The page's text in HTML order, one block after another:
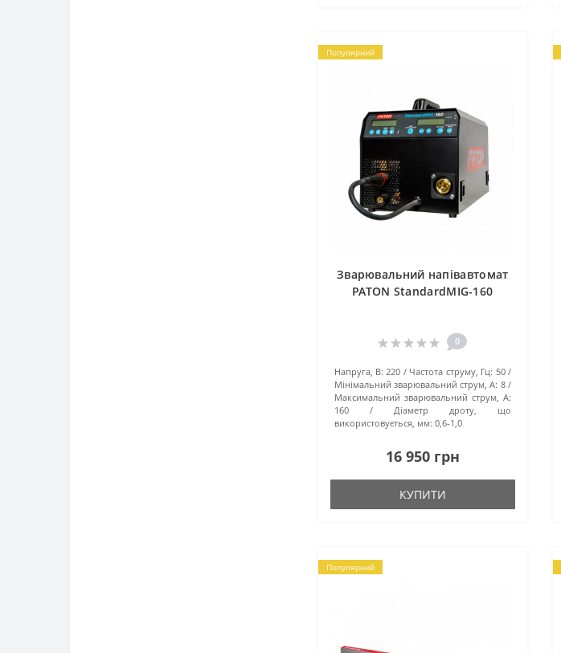
Популярний
Зварювальний напівавтомат
PATON StandardMIG-160
0
Напруга, В: 220 Частота струму, Гц: 50
Мінімальний зварювальний струм, А: 8
Максимальний зварювальний струм, А:
160
Діаметр дроту, що
використовується, мм: 0,6-1,0
16 950 грн
КУПИТИ
Популярний